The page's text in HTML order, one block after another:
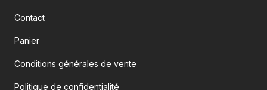
Contact
Panier
Conditions générales de vente
Politique de confidentialité